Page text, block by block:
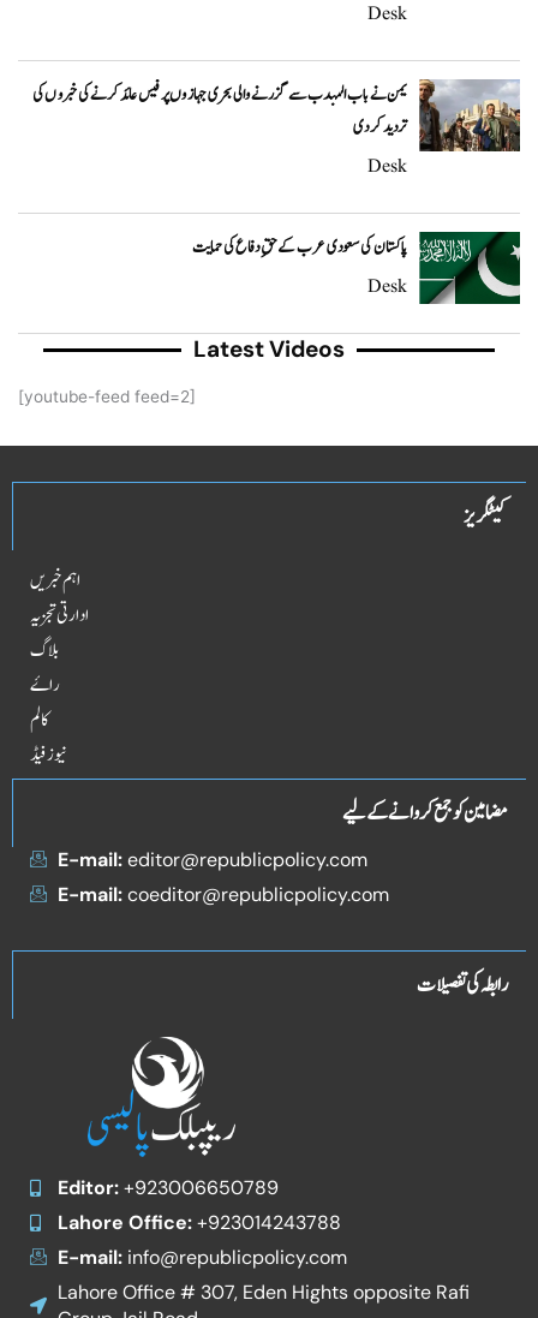
Desk
یمن نے باب المندب سے گزرنے والی بحری جہازوں پر فیس عائد کرنے کی خبروں کی
تردید کر دی
Desk
پاکستان کی سعودی عرب کے حقِ دفاع کی حمایت
Desk
Latest Videos
[youtube-feed feed=2]
کیٹگریز
اہم خبریں
ادارتی تجزیہ
بلاگ
راۓ
کالم
نیوز فیڈ
مضامین کو جمع کروانے کے لیے
E-mail:editor@republicpolicy.com
E-mail:coeditor@republicpolicy.com
رابطہ کی تفصیلات
Editor:+923006650789
Lahore Office:+923014243788
E-mail:info@republicpolicy.com
Lahore Office # 307, Eden Hights opposite Rafi